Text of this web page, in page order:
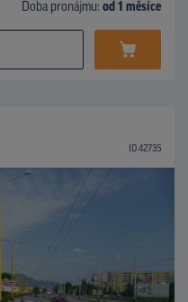
Doba pronájmu: od 1 měsíce
ID 42735